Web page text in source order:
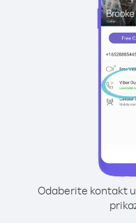
Odaberite kontakt